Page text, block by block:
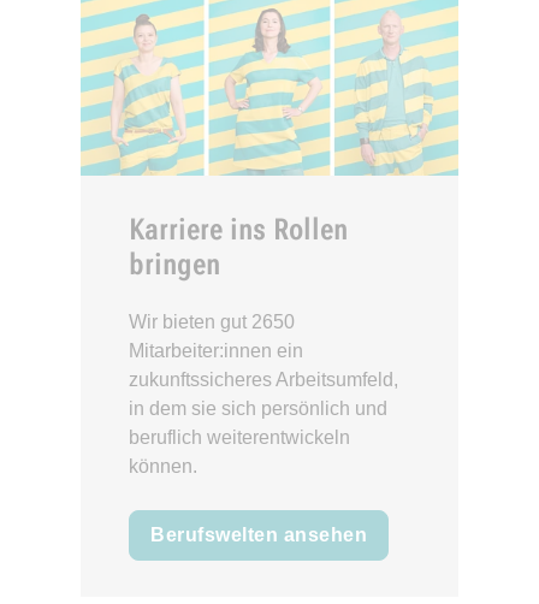
Karriere ins Rollen
bringen
Wir bieten gut 2650
Mitarbeiter:innen ein
zukunftssicheres Arbeitsumfeld,
in dem sie sich persönlich und
beruflich weiterentwickeln
können.
Berufswelten ansehen